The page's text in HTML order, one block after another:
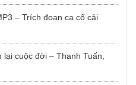
– Trích đoạn ca cổ cải
cuộc đời – Thanh Tuấn,